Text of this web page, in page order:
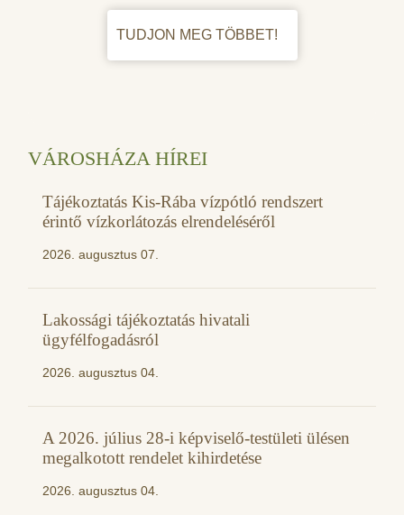
TUDJON MEG TÖBBET!
VÁROSHÁZA HÍREI
Tájékoztatás Kis-Rába vízpótló rendszert
érintő vízkorlátozás elrendeléséről
2026. augusztus 07.
Lakossági tájékoztatás hivatali
ügyfélfogadásról
2026. augusztus 04.
A 2026. július 28-i képviselő-testületi ülésen
megalkotott rendelet kihirdetése
2026. augusztus 04.